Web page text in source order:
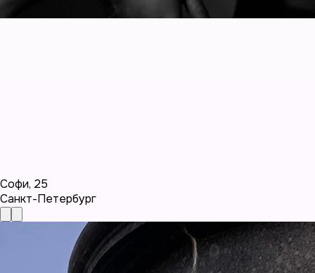
Софи, 25
Санкт-Петербург